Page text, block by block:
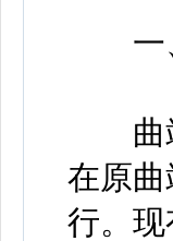
一、
曲靖
在原
行。